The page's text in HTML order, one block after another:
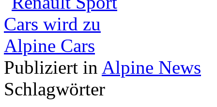
Publiziert in Alpine News
Schlagwörter